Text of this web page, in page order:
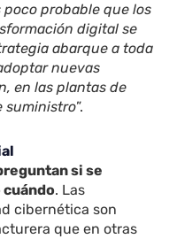
poco probable que los
digital se
abarque a toda
nuevas
en las plantas de
suministro”.
si se
. Las
cibernética son
que en otras